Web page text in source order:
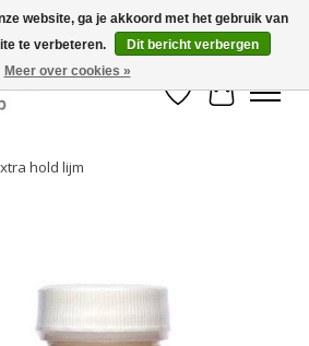
Verlanglijst
hold lijm
website, ga je akkoord met het gebruik van
te verbeteren.
Dit bericht verbergen
Meer over cookies »